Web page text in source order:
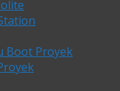
Boot Proyek